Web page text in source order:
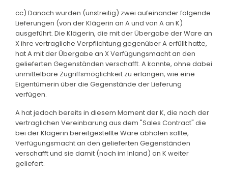
cc) Danach wurden (unstreitig) zwei aufeinander folgende
Lieferungen (von der Klägerin an A und von A an K)
ausgeführt. Die Klägerin, die mit der Übergabe der Ware an
X ihre vertragliche Verpflichtung gegenüber A erfüllt hatte,
hat A mit der Übergabe an X Verfügungsmacht an den
gelieferten Gegenständen verschafft. A konnte, ohne dabei
unmittelbare Zugriffsmöglichkeit zu erlangen, wie eine
Eigentümerin über die Gegenstände der Lieferung
verfügen.
A hat jedoch bereits in diesem Moment der K, die nach der
vertraglichen Vereinbarung aus dem "Sales Contract" die
bei der Klägerin bereitgestellte Ware abholen sollte,
Verfügungsmacht an den gelieferten Gegenständen
verschafft und sie damit (noch im Inland) an K weiter
geliefert.